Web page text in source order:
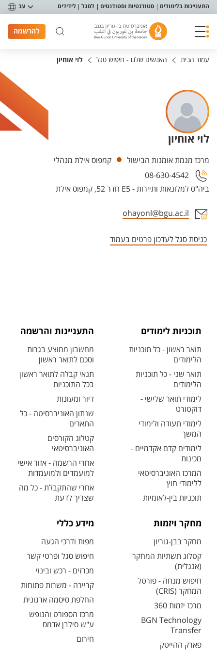
תפריט נגישות
התעניינות בלימודים סטודנטיות וסטודנטים לסגל לידידים עב
להרשמה
עמוד הבית האנשים שלנו - חיפוש סגל לוי אוחיון
לוי אוחיון
יחידות
מרכז מגמת אומנות הבישול קמפוס אילת מנהלי
ביה"ס למלונאות ותיירות - E5 חדר 52, קמפוס אילת
08-630-4542
ohayonl@bgu.ac.il
כניסת סגל לעדכון פרטים בעמוד
תוכניות לימודים
תואר ראשון - כל תוכניות
הלימודים
תואר שני - כל תוכניות
הלימודים
לימודי תואר שלישי -
דוקטורט
לימודי תעודה ולימודי
המשך
לימודים קדם אקדמיים -
מכינות
המרכז האוניברסיטאי
ללימודי חוץ
תוכניות בין-לאומיות
התעניינות והרשמה
מחשבון ממוצע בגרות
וסכם לתואר ראשון
תנאי קבלה לתואר ראשון
בכל התוכניות
דיור ומעונות
שנתון האוניברסיטה - כל
התארים
קטלוג הקורסים
האוניברסיטאי
אחרי הרשמה - אזור אישי
למועמדים ולמועמדות
אחרי שהתקבלת - כל מה
שצריך לדעת
מחקר ויזמות
מחקר בבן-גוריון
קטלוג תשתיות המחקר
(אנגלית)
חיפוש מנחה - פורטל
המחקר (CRIS)
מרכז יזמות 360
BGN Technology
Transfer
פארק ההייטק
מידע כללי
מפות ודרכי הגעה
חיפוש סגל ופרטי קשר
מכרזים - רכש ובינוי
קריירה - משרות פתוחות
החלפת סיסמה ארגונית
מרכז הספורט והנופש
ע"ש סילבן אדמס
חירום